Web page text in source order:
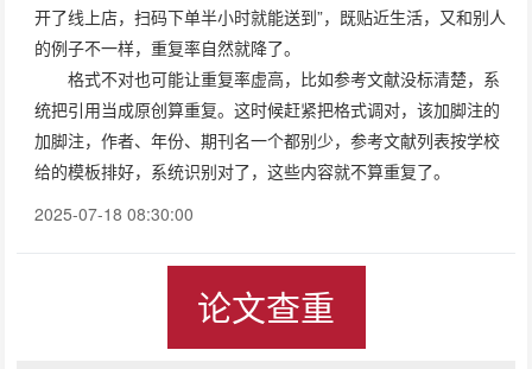
开了线上店，扫码下单半小时就能送到”，既贴近生活，又和别人
的例子不一样，重复率自然就降了。
格式不对也可能让重复率虚高，比如参考文献没标清楚，系
统把引用当成原创算重复。这时候赶紧把格式调对，该加脚注的
加脚注，作者、年份、期刊名一个都别少，参考文献列表按学校
给的模板排好，系统识别对了，这些内容就不算重复了。
2025-07-18 08:30:00
论文查重